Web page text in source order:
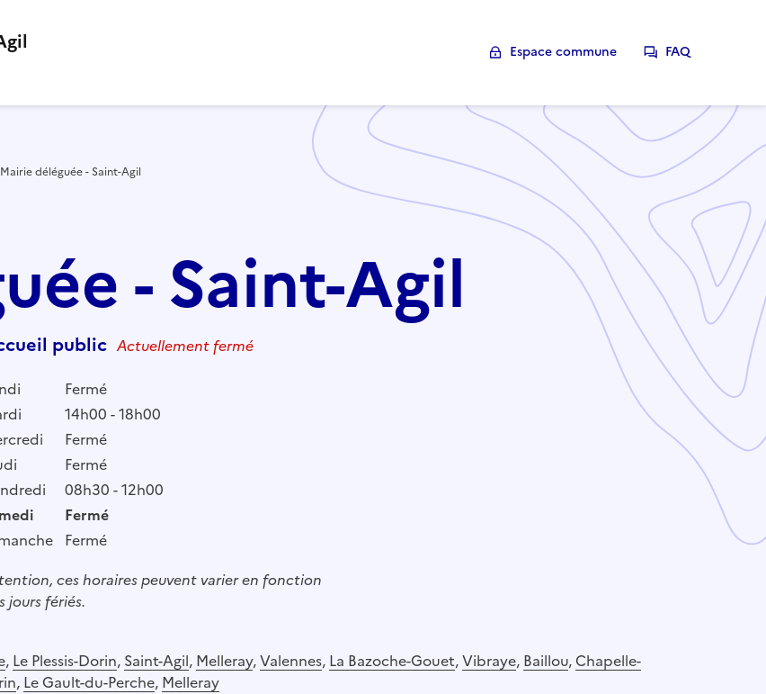
Espace commune FAQ
Mairie déléguée - Saint-Agil
- Saint-Agil
public Actuellement fermé
Fermé
14h00 - 18h00
Fermé
Fermé
08h30 - 12h00
Fermé
Fermé
ces horaires peuvent varier en fonction
jours fériés.
, Le Plessis-Dorin, Saint-Agil, Melleray,Valennes, La Bazoche-Gouet,Vibraye, Baillou, Chapelle-
, Le Gault-du-Perche, Melleray